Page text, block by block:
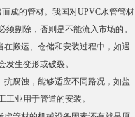
成的管材。我国对UPVC水管管材
须剔除，否则是不能流入市场的。
搬运、仓储和安装过程中，如遇
发生变形或破裂。
腐蚀，能够适应不同路况，如盐
工业用于管道的安装。